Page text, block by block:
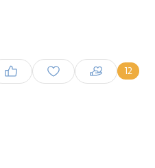
12
om een reactie te